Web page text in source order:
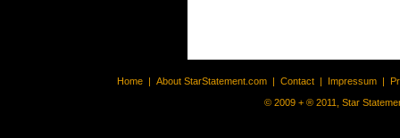
Home | About StarStatement.com | Contact | Impressum |
© 2009 + ® 2011, Star